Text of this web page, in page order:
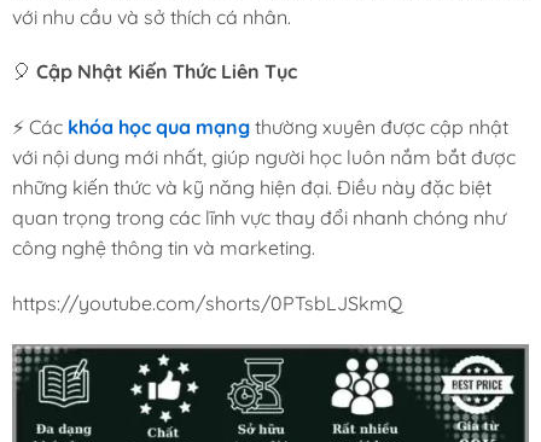
với nhu cầu và sở thích cá nhân.
🎈 Cập Nhật Kiến Thức Liên Tục
⚡ Các khóa học qua mạng thường xuyên được cập nhật
với nội dung mới nhất, giúp người học luôn nắm bắt được
những kiến thức và kỹ năng hiện đại. Điều này đặc biệt
quan trọng trong các lĩnh vực thay đổi nhanh chóng như
công nghệ thông tin và marketing.
https://youtube.com/shorts/0PTsbLJSkmQ